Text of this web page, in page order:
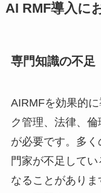
AI RMF導入に
専門知識の不足
AIRMFを効果的
ク管理、法律、
が必要です。多
門家が不足して
なることがあり